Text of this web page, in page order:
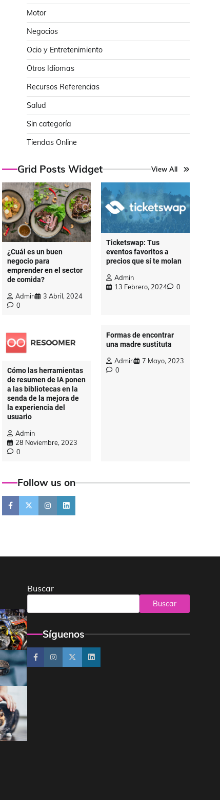
Motor
Negocios
Ocio y Entretenimiento
Otros Idiomas
Recursos Referencias
Salud
Sin categoría
Tiendas Online
Grid Posts Widget View All
¿Cuál es un buen
negocio para
emprender en el sector
de comida?
Admin
3 Abril, 2024
0
Ticketswap: Tus
eventos favoritos a
precios que sí te molan
Admin
13 Febrero, 2024
0
Cómo las herramientas
de resumen de IA ponen
a las bibliotecas en la
senda de la mejora de
la experiencia del
usuario
Admin
28 Noviembre, 2023
0
Formas de encontrar
una madre sustituta
Admin
7 Mayo, 2023
0
Follow us on
Buscar
Buscar
Síguenos